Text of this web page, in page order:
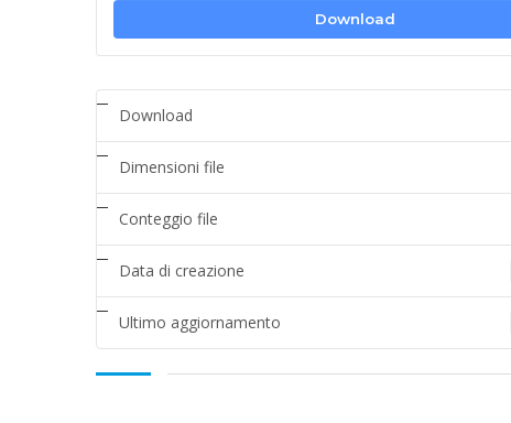
Download
Download
Dimensioni file
Conteggio file
Data di creazione
Ultimo aggiornamento